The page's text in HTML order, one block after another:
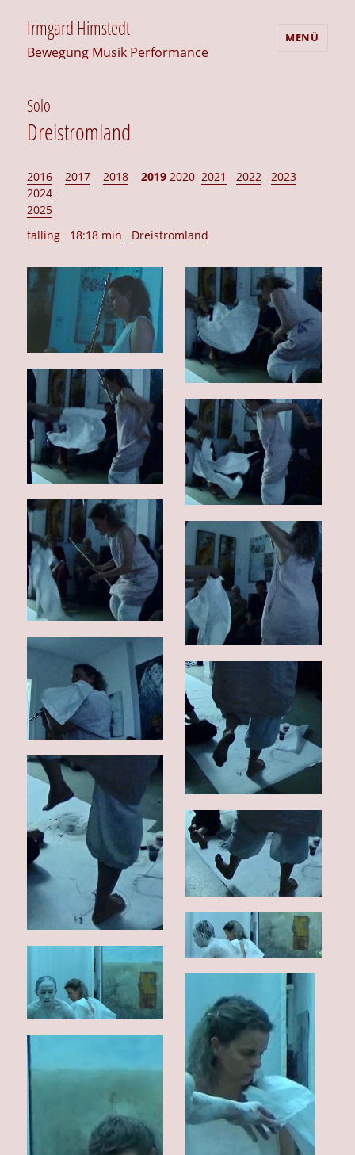
Irmgard Himstedt
Bewegung Musik Performance
MENÜ
Solo
Dreistromland
2016 2017 2018 201920202021 2022
2023
2024
2025
falling
18:18 min Dreistromland